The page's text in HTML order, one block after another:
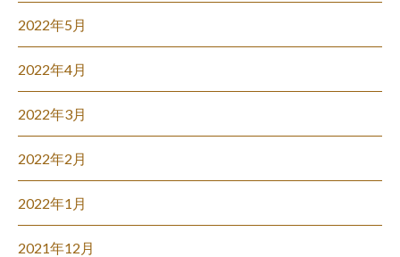
2022年5月
2022年4月
2022年3月
2022年2月
2022年1月
2021年12月